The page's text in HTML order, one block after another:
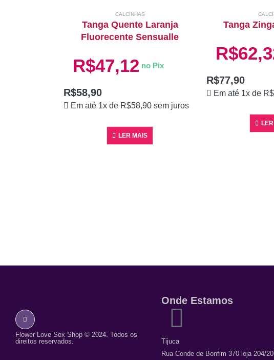
CALCINHAS
Tanga Quente Laranja
Fluorecente Sensualle
R$58,90
Em até 1x de R$58,90 sem juros
R$47,12 no Pix
LER MAIS
Tanga
R$77,90
Em até 1x de R$
R$
Flower Love Sex Shop © 2024. Todos os
direitos reservados.
Onde Estamos
Tijuca
Rua Conde de Bonfim 370 loja 204/